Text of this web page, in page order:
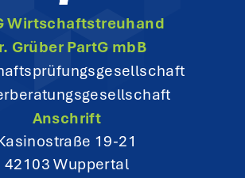
Wirtschaftstreuhand
Grüber PartG mbB
Anschrift
19-21
42103 Wuppertal